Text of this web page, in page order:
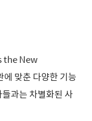
the New
맞춘 다양한 기능
과는 차별화된 사